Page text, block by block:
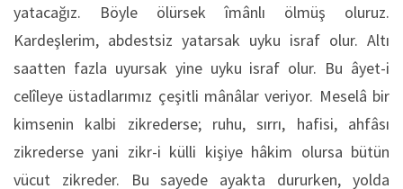
yatacağız. Böyle ölürsek îmânlı ölmüş oluruz.
Kardeşlerim, abdestsiz yatarsak uyku israf olur. Altı
saatten fazla uyursak yine uyku israf olur. Bu âyet-i
celîleye üstadlarımız çeşitli mânâlar veriyor. Meselâ bir
kimsenin kalbi zikrederse; ruhu, sırrı, hafisi, ahfâsı
zikrederse yani zikr-i külli kişiye hâkim olursa bütün
vücut zikreder. Bu sayede ayakta dururken, yolda